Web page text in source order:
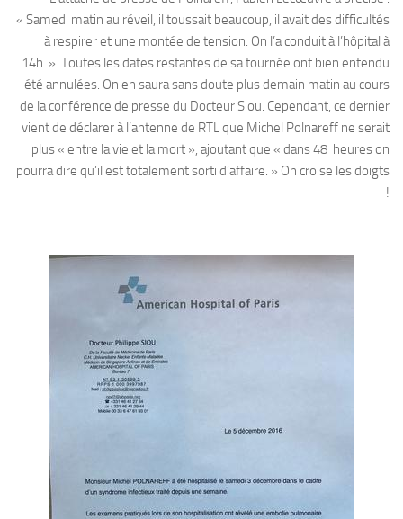
« Samedi matin au réveil, il toussait beaucoup, il avait des difficultés
à respirer et une montée de tension. On l’a conduit à l’hôpital à
14h. ». Toutes les dates restantes de sa tournée ont bien entendu
été annulées. On en saura sans doute plus demain matin au cours
de la conférence de presse du Docteur Siou. Cependant, ce dernier
vient de déclarer à l’antenne de RTL que Michel Polnareff ne serait
plus « entre la vie et la mort », ajoutant que « dans 48 heures on
pourra dire qu’il est totalement sorti d’affaire. » On croise les doigts
!